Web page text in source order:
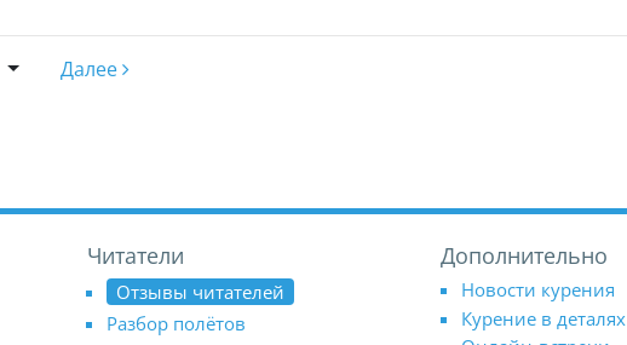
Далее
Читатели
Отзывы читателей
Разбор полётов
Дополнительно
Новости курения
Курение в деталях